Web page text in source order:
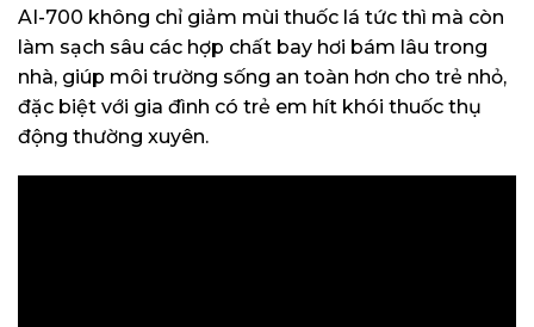
AI-700 không chỉ giảm mùi thuốc lá tức thì mà còn
làm sạch sâu các hợp chất bay hơi bám lâu trong
nhà, giúp môi trường sống an toàn hơn cho trẻ nhỏ,
đặc biệt với gia đình có trẻ em hít khói thuốc thụ
động thường xuyên.